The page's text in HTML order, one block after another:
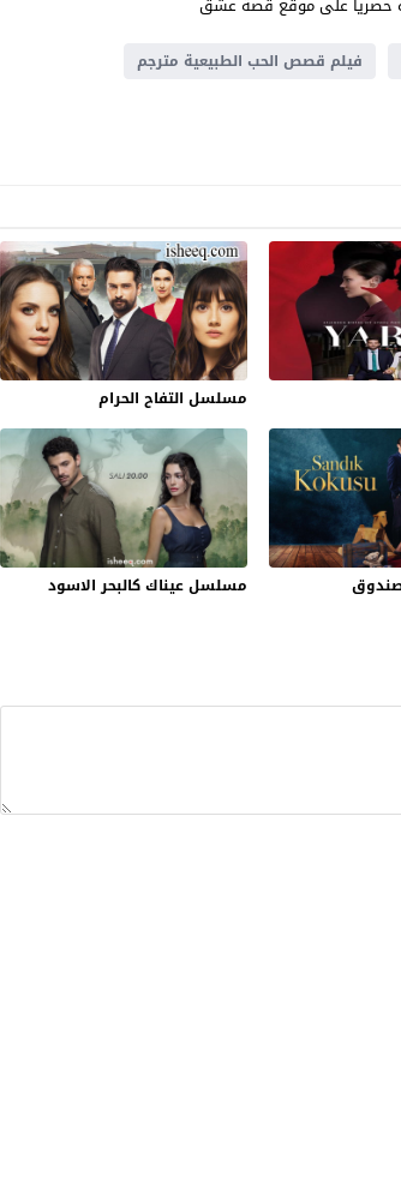
فيلم قصص الحب الطبيعية مترجم
مسلسل التفاح الحرام
مسلسل عيناك كالبحر الاسود